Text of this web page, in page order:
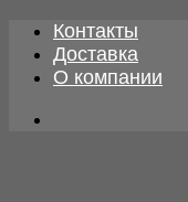
Skip
content
Контакты
Доставка
О компании